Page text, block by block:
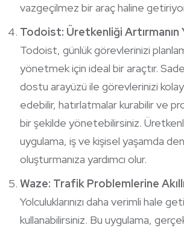
vazgeçilmez bir araç haline
Todoist: Üretkenliği Artırmanın
Todoist, günlük görevlerinizi
yönetmek için ideal bir araçtır. Sade
dostu arayüzü ile görevlerinizi
edebilir, hatırlatmalar kurabilir ve
bir şekilde yönetebilirsiniz.
uygulama, iş ve kişisel yaşamda
oluşturmanıza yardımcı olur.
Waze: Trafik Problemlerine
Yolculuklarınızı daha verimli hale
kullanabilirsiniz. Bu uygulama,